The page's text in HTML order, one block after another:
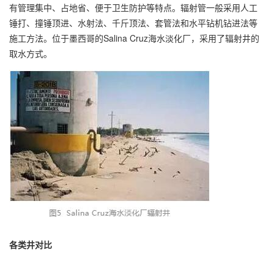
有管理集中、占地省、便于卫生防护等特点。辐射管一般采用人工
锤打、撞锤顶进、水射法、千斤顶法、套管法和水平钻机钻进法等
施工方法。位于墨西哥的Salina Cruz海水淡化厂，采用了辐射井的
取水方式。
各类井对比